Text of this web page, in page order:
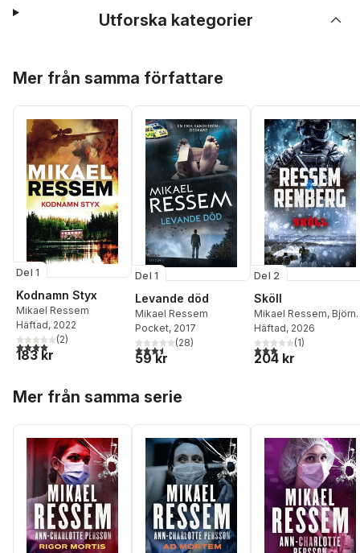
Utforska kategorier
Mer från samma författare
Del 1
Kodnamn Styx
Mikael Ressem
Häftad, 2022
4,0utav 5 stjärnor. Totalt antal röster:
(2)
183 kr
Del 1
Levande död
Mikael Ressem
Pocket, 2017
3,5utav 5 stjärnor. Totalt antal röster:
(28)
59 kr
Del 2
Sköll
Mikael Ressem, Björn
Renberg
Häftad, 2026
3,0utav 5 stjärnor.
(1)
204 kr
Mer från samma serie